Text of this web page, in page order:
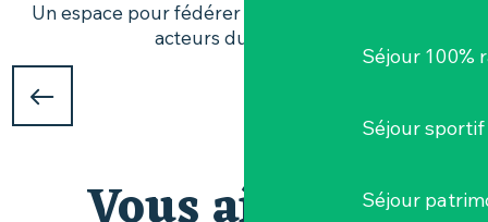
Séjour 100%
Séjour sportif
Séjour
Un espace pour fédérer et créer du lien entre les
acteurs du tourisme.